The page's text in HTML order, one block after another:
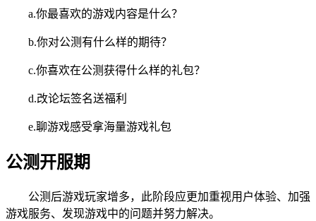
a.你最喜欢的游戏内容是什么？
b.你对公测有什么样的期待？
c.你喜欢在公测获得什么样的礼包？
d.改论坛签名送福利
e.聊游戏感受拿海量游戏礼包
公测开服期
公测后游戏玩家增多，此阶段应更加重视用户体验、加强
游戏服务、发现游戏中的问题并努力解决。